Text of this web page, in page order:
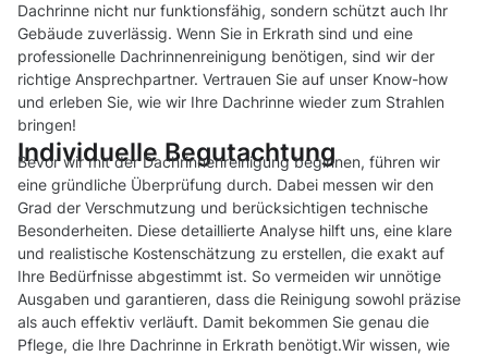
Dachrinne nicht nur funktionsfähig, sondern schützt auch Ihr
Gebäude zuverlässig. Wenn Sie in Erkrath sind und eine
professionelle Dachrinnenreinigung benötigen, sind wir der
richtige Ansprechpartner. Vertrauen Sie auf unser Know-how
und erleben Sie, wie wir Ihre Dachrinne wieder zum Strahlen
bringen!
Individuelle Begutachtung
Bevor wir mit der Dachrinnenreinigung beginnen, führen wir
eine gründliche Überprüfung durch. Dabei messen wir den
Grad der Verschmutzung und berücksichtigen technische
Besonderheiten. Diese detaillierte Analyse hilft uns, eine klare
und realistische Kostenschätzung zu erstellen, die exakt auf
Ihre Bedürfnisse abgestimmt ist. So vermeiden wir unnötige
Ausgaben und garantieren, dass die Reinigung sowohl präzise
als auch effektiv verläuft. Damit bekommen Sie genau die
Pflege, die Ihre Dachrinne in Erkrath benötigt.Wir wissen, wie